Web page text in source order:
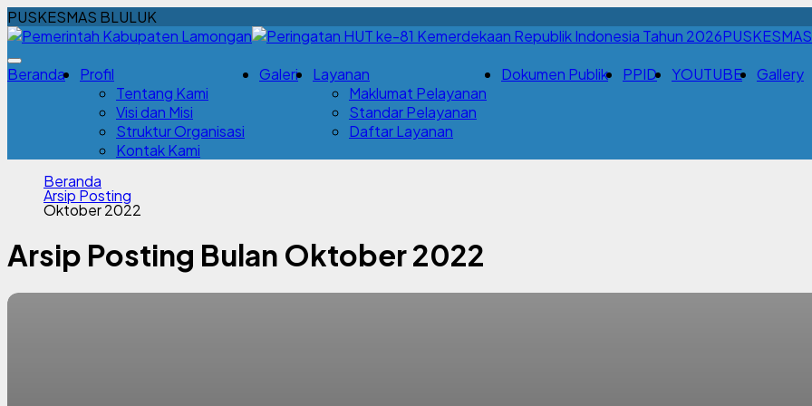
PUSKESMAS BLULUK
Beranda
Profil
Tentang Kami
Visi dan Misi
Struktur Organisasi
Kontak Kami
Galeri
Layanan
Maklumat Pelayanan
Standar Pelayanan
Daftar Layanan
Dokumen Publik PPID YOUTUBE Gallery
Beranda
Arsip Posting
Oktober 2022
Arsip Posting Bulan Oktober 2022